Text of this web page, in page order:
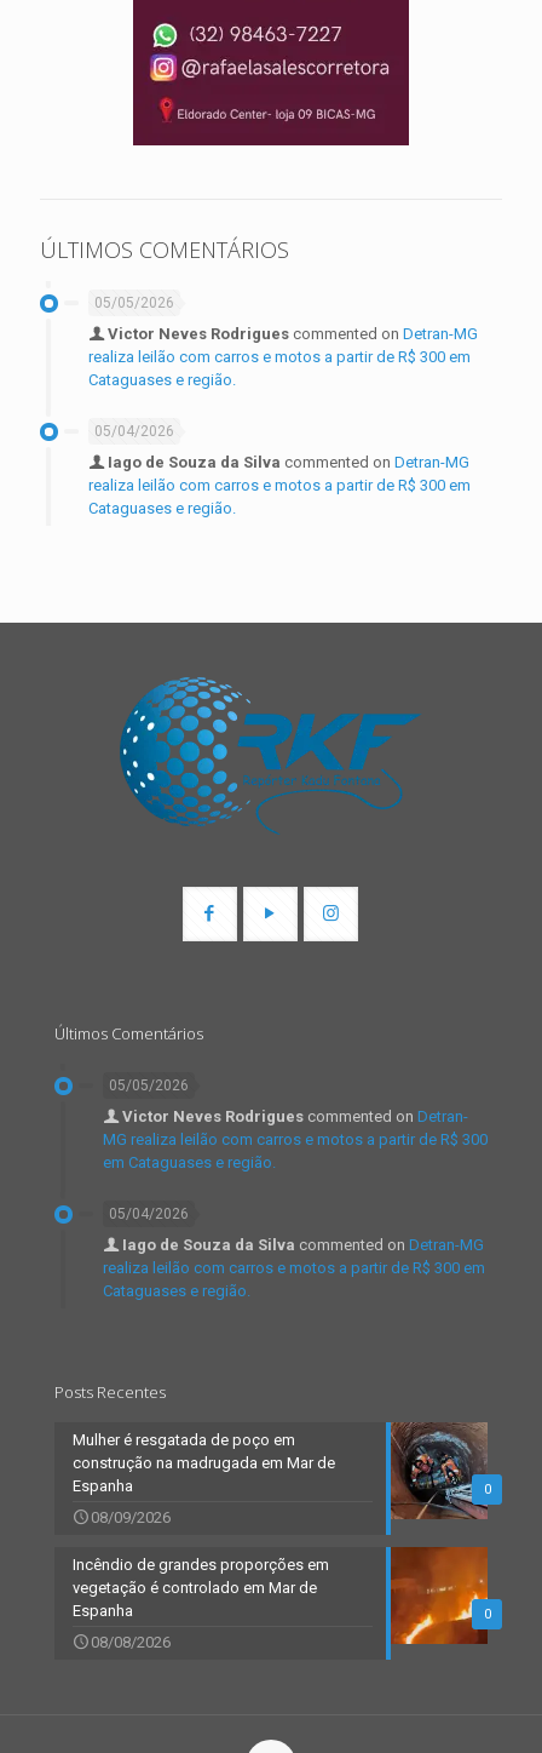
ÚLTIMOS COMENTÁRIOS
05/05/2026
Victor Neves Rodrigues commented on Detran-MG
realiza leilão com carros e motos a partir de R$ 300 em
Cataguases e região.
05/04/2026
Iago de Souza da Silva commented on Detran-MG
realiza leilão com carros e motos a partir de R$ 300 em
Cataguases e região.
Últimos Comentários
05/05/2026
Victor Neves Rodrigues commented on Detran-
MG realiza leilão com carros e motos a partir de R$ 300
em Cataguases e região.
05/04/2026
Iago de Souza da Silva commented on Detran-MG
realiza leilão com carros e motos a partir de R$ 300 em
Cataguases e região.
Posts Recentes
0
Mulher é resgatada de poço em
construção na madrugada em Mar de
Espanha
08/09/2026
0
Incêndio de grandes proporções em
vegetação é controlado em Mar de
Espanha
08/08/2026